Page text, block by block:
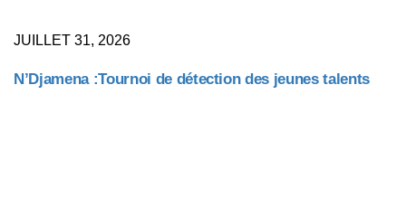
JUILLET 31, 2026
N’Djamena :Tournoi de détection des jeunes talents